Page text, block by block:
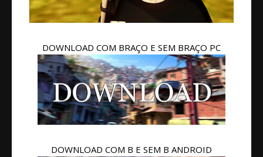
DOWNLOAD COM BRAÇO E SEM BRAÇO PC
DOWNLOAD COM B E SEM B ANDROID